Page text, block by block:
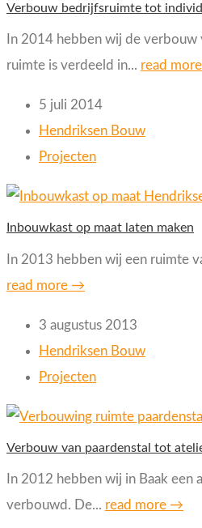
Verbouw bedrijfsruimte tot
In 2014 hebben wij de
ruimte is verdeeld in... read
5 juli 2014
Hendriksen Bouw
Projecten
Inbouwkast op maat laten maken
In 2013 hebben wij een ruimte
read more →
3 augustus 2013
Hendriksen Bouw
Projecten
Verbouw van paardenstal tot
In 2012 hebben wij in Baak
verbouwd. De... read more →